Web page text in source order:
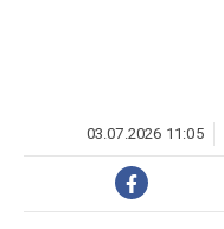
03.07.2026 11:05